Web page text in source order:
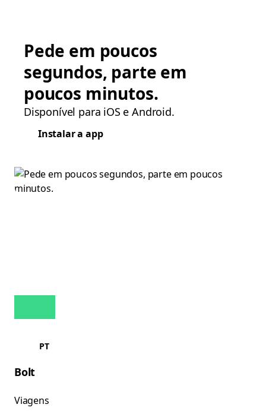
Pede em poucos
segundos, parte em
poucos minutos.
Disponível para iOS e Android.
Instalar a app
PT
Bolt
Viagens